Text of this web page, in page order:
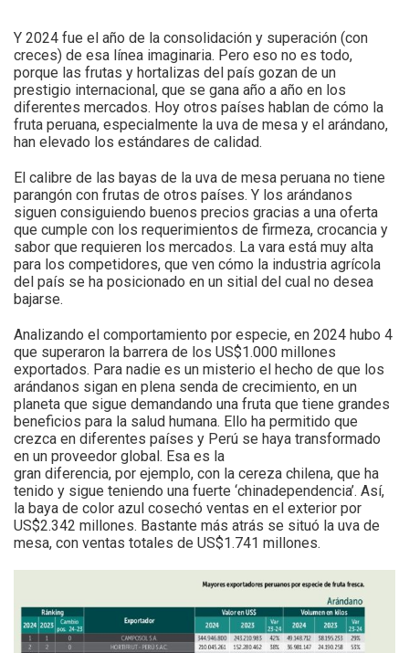
Y 2024 fue el año de la consolidación y superación (con
creces) de esa línea imaginaria. Pero eso no es todo,
porque las frutas y hortalizas del país gozan de un
prestigio internacional, que se gana año a año en los
diferentes mercados. Hoy otros países hablan de cómo la
fruta peruana, especialmente la uva de mesa y el arándano,
han elevado los estándares de calidad.
El calibre de las bayas de la uva de mesa peruana no tiene
parangón con frutas de otros países. Y los arándanos
siguen consiguiendo buenos precios gracias a una oferta
que cumple con los requerimientos de firmeza, crocancia y
sabor que requieren los mercados. La vara está muy alta
para los competidores, que ven cómo la industria agrícola
del país se ha posicionado en un sitial del cual no desea
bajarse.
Analizando el comportamiento por especie, en 2024 hubo 4
que superaron la barrera de los US$1.000 millones
exportados. Para nadie es un misterio el hecho de que los
arándanos sigan en plena senda de crecimiento, en un
planeta que sigue demandando una fruta que tiene grandes
beneficios para la salud humana. Ello ha permitido que
crezca en diferentes países y Perú se haya transformado
en un proveedor global. Esa es la
gran diferencia, por ejemplo, con la cereza chilena, que ha
tenido y sigue teniendo una fuerte ‘chinadependencia’. Así,
la baya de color azul cosechó ventas en el exterior por
US$2.342 millones. Bastante más atrás se situó la uva de
mesa, con ventas totales de US$1.741 millones.